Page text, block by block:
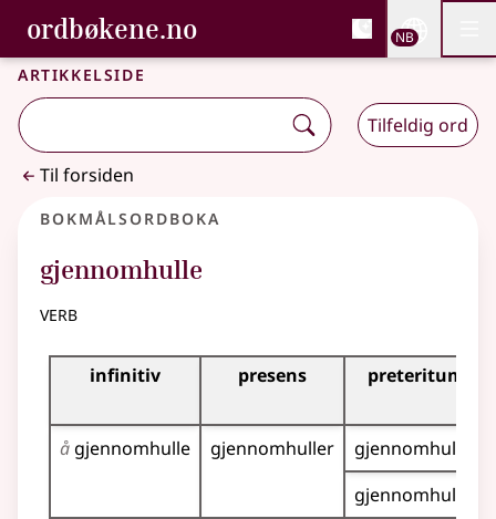
Gå til hovedinnhold
Tilgjengelighet
ordbøkene.no, Bokmålsordboka og
Bokmålsordboka og Nynorskordboka
NB
Artikkelside
Tilfeldig ord
Til forsiden
Bokmålsordboka
gjennomhulle
verb
Bøyingstabell for dette verbet
infinitiv presens preteritum
å gjennomhulle gjennomhuller
gjennomhulla
gjennomhullet